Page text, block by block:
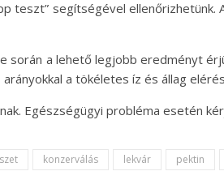
teszt” segítségével
során a lehető legjobb eredményt
a tökéletes íz és állag
Egészségügyi probléma esetén
konzerválás lekvár pektin